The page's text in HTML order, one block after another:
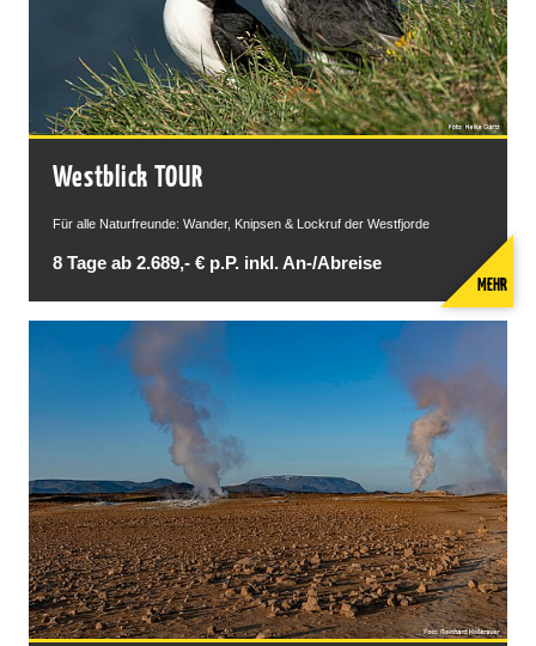
Westblick TOUR
Für alle Naturfreunde: Wander, Knipsen & Lockruf der Westfjorde
8 Tage ab 2.689,- € p.P. inkl. An-/Abreise
MEHR